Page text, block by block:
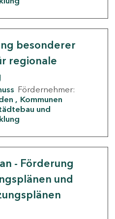
besonderer
regionale
Fördernehmer:
Kommunen
und
- Förderung
und